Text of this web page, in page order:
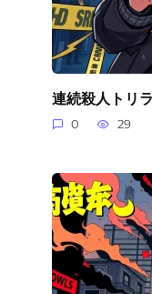
連続殺人トリ
0 29